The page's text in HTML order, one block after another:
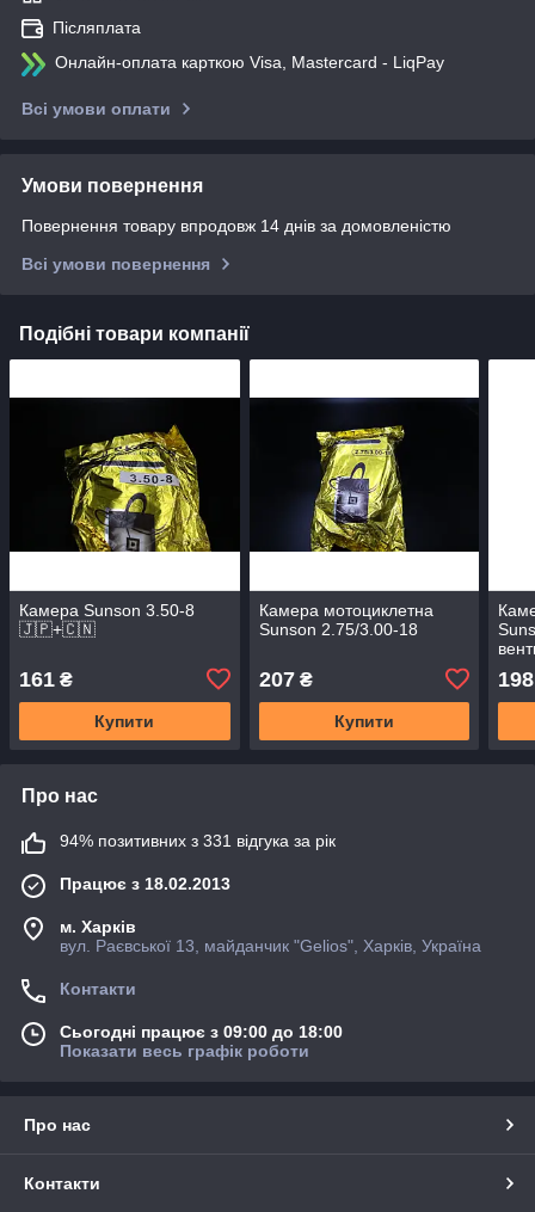
Післяплата
Онлайн-оплата карткою Visa, Mastercard - LiqPay
Всі умови оплати
Умови повернення
Повернення товару впродовж 14 днів за домовленістю
Всі умови повернення
Подібні товари компанії
Камера Sunson 3.50-8
🇯🇵+🇨🇳
161 ₴
Купити
Камера мотоциклетна
Sunson 2.75/3.00-18
207₴
Купити
198
Про нас
94% позитивних з 331 відгука за рік
Працює з 18.02.2013
м. Харків
вул. Раєвської 13, майданчик "Gelios", Харків, Україна
Контакти
Сьогодні працює з 09:00 до 18:00
Показати весь графік роботи
Про нас
Контакти